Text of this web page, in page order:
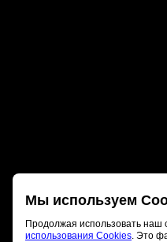
Мы используем
Продолжая использовать наш
использования Cookies. Это